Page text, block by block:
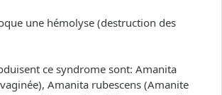
une hémolyse (destruction des
ce syndrome sont: Amanita
Amanita rubescens (Amanite